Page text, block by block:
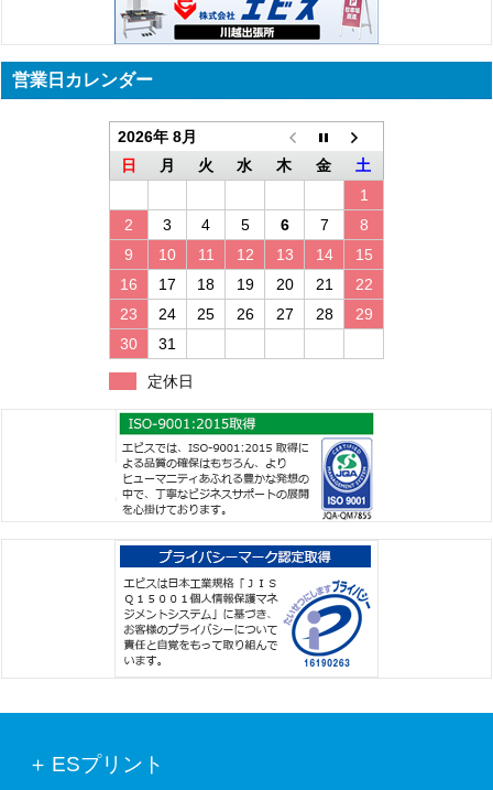
営業日カレンダー
2026年 8月
日
月 火 水 木 金
土
1
2
3 4 5 6 7
8
9
10 11 12 13 14
15
16
17 18 19 20 21
22
23
24 25 26 27 28
29
30
31
定休日
ESプリント